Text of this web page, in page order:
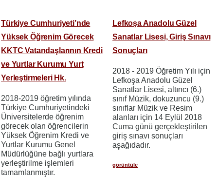
Türkiye Cumhuriyeti’nde
Yüksek Öğrenim Görecek
KKTC Vatandaşlarının Kredi
ve Yurtlar Kurumu Yurt
Yerleştirmeleri Hk.
2018-2019 öğretim yılında
Türkiye Cumhuriyetindeki
Üniversitelerde öğrenim
görecek olan öğrencilerin
Yüksek Öğrenim Kredi ve
Yurtlar Kurumu Genel
Müdürlüğüne bağlı yurtlara
yerleştirilme işlemleri
tamamlanmıştır.
Lefkoşa Anadolu Güzel
Sanatlar Lisesi, Giriş Sınavı
Sonuçları
2018 - 2019 Öğretim Yılı için
Lefkoşa Anadolu Güzel
Sanatlar Lisesi, altıncı (6.)
sınıf Müzik, dokuzuncu (9.)
sınıflar Müzik ve Resim
alanları için 14 Eylül 2018
Cuma günü gerçekleştirilen
giriş sınavı sonuçları
aşağıdadır.
görüntüle